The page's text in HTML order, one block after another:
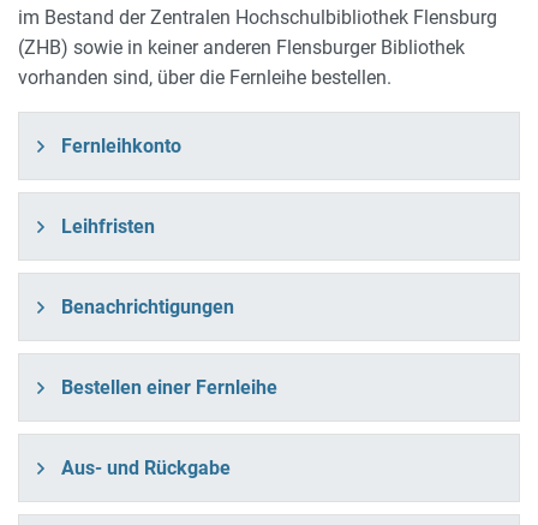
im Bestand der Zentralen Hochschulbibliothek Flensburg
(ZHB) sowie in keiner anderen Flensburger Bibliothek
vorhanden sind, über die Fernleihe bestellen.
Fernleihkonto
Leihfristen
Benachrichtigungen
Bestellen einer Fernleihe
Aus- und Rückgabe